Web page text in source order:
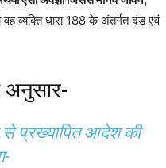
वह व्यक्ति धारा 188 के अंतर्गत दंड एवं
अनुसार-
से प्रख्यापित आदेश की